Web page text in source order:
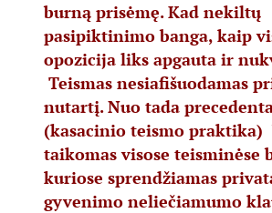
burną prisėmę. Kad nekiltų
pasipiktinimo banga, kaip
opozicija liks apgauta ir
Teismas nesiafišuodamas
nutartį. Nuo tada
(kasacinio teismo praktika)
taikomas visose teisminėse
kuriose sprendžiamas
gyvenimo neliečiamumo